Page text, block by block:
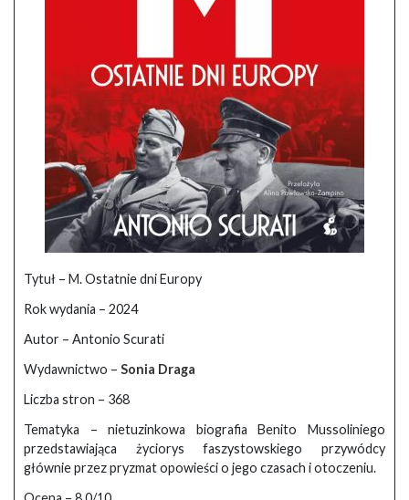
Tytuł – M. Ostatnie dni Europy
Rok wydania – 2024
Autor – Antonio Scurati
Wydawnictwo – Sonia Draga
Liczba stron – 368
Tematyka – nietuzinkowa biografia Benito Mussoliniego
przedstawiająca życiorys faszystowskiego przywódcy
głównie przez pryzmat opowieści o jego czasach i otoczeniu.